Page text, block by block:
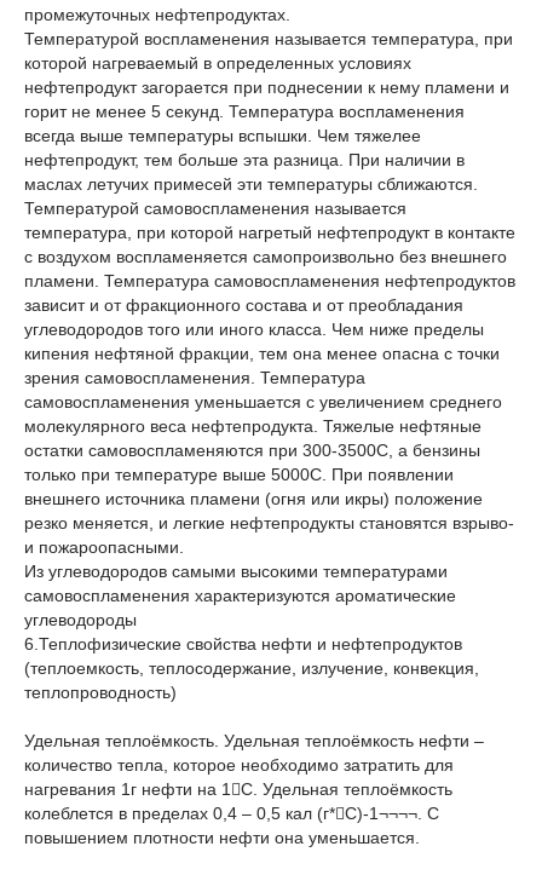
промежуточных нефтепродуктах.
Температурой воспламенения называется температура, при
которой нагреваемый в определенных условиях
нефтепродукт загорается при поднесении к нему пламени и
горит не менее 5 секунд. Температура воспламенения
всегда выше температуры вспышки. Чем тяжелее
нефтепродукт, тем больше эта разница. При наличии в
маслах летучих примесей эти температуры сближаются.
Температурой самовоспламенения называется
температура, при которой нагретый нефтепродукт в контакте
с воздухом воспламеняется самопроизвольно без внешнего
пламени. Температура самовоспламенения нефтепродуктов
зависит и от фракционного состава и от преобладания
углеводородов того или иного класса. Чем ниже пределы
кипения нефтяной фракции, тем она менее опасна с точки
зрения самовоспламенения. Температура
самовоспламенения уменьшается с увеличением среднего
молекулярного веса нефтепродукта. Тяжелые нефтяные
остатки самовоспламеняются при 300-3500С, а бензины
только при температуре выше 5000С. При появлении
внешнего источника пламени (огня или икры) положение
резко меняется, и легкие нефтепродукты становятся взрыво-
и пожароопасными.
Из углеводородов самыми высокими температурами
самовоспламенения характеризуются ароматические
углеводороды
6.Теплофизические свойства нефти и нефтепродуктов
(теплоемкость, теплосодержание, излучение, конвекция,
теплопроводность)
Удельная теплоёмкость. Удельная теплоёмкость нефти –
количество тепла, которое необходимо затратить для
нагревания 1г нефти на 1С. Удельная теплоёмкость
колеблется в пределах 0,4 – 0,5 кал (г*С)-1¬¬¬¬. С
повышением плотности нефти она уменьшается.